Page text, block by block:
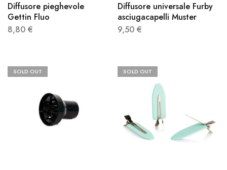
Diffusore pieghevole
Gettin Fluo
8,80 €
Diffusore universale Furby
asciugacapelli Muster
9,50 €
SOLD OUT SOLD OUT